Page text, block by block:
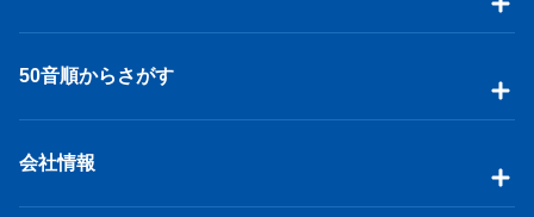
50音順からさがす
会社情報